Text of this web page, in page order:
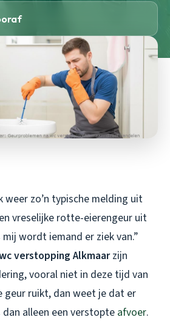
weer zo’n typische melding uit
vreselijke rotte-eierengeur uit
wordt iemand er ziek van.”
verstopping Alkmaarzijn
vooral niet in deze tijd van
geur ruikt, dan weet je dat er
dan alleen een verstopte afvoer.